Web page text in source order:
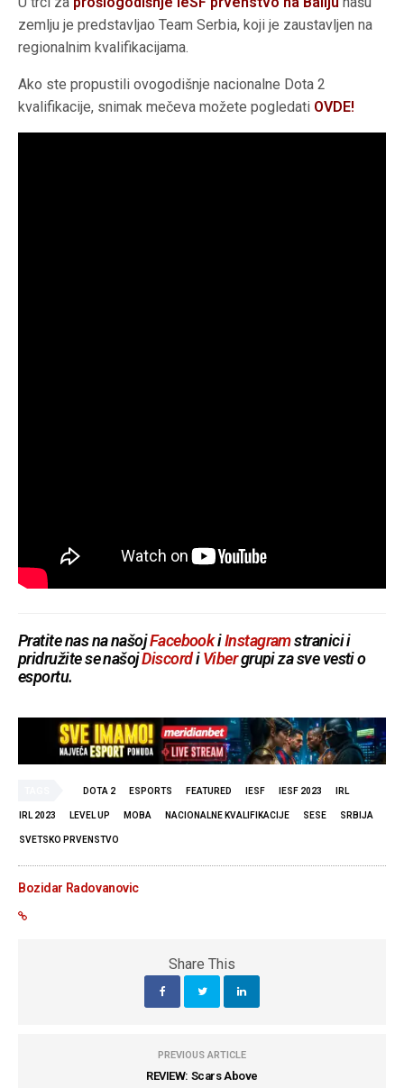
zemlju je predstavljao Team Serbia, koji je zaustavljen na
regionalnim kvalifikacijama.
Ako ste propustili ovogodišnje nacionalne Dota 2
kvalifikacije, snimak mečeva možete pogledati OVDE!
Pratite nas na našojFacebookiInstagramstranici i
pridružite se našojDiscordiVibergrupi za sve vesti o
esportu.
DOTA 2 ESPORTS FEATURED IESF IESF 2023 IRL
IRL 2023 LEVEL UP MOBA NACIONALNE KVALIFIKACIJE SESE SRBIJA
SVETSKO PRVENSTVO
Bozidar Radovanovic
Share This
PREVIOUS ARTICLE
REVIEW: Scars Above